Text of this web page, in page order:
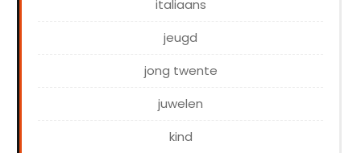
italiaans
jeugd
jong twente
juwelen
kind